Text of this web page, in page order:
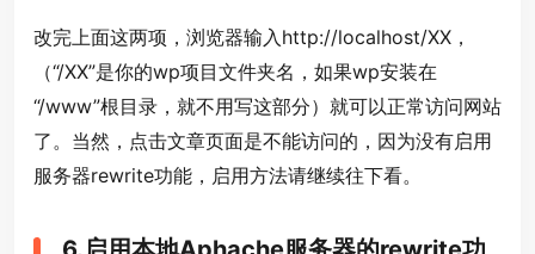
改完上面这两项，浏览器输入http://localhost/XX，
（“/XX”是你的wp项目文件夹名，如果wp安装在
“/www”根目录，就不用写这部分）就可以正常访问网站
了。当然，点击文章页面是不能访问的，因为没有启用
服务器rewrite功能，启用方法请继续往下看。